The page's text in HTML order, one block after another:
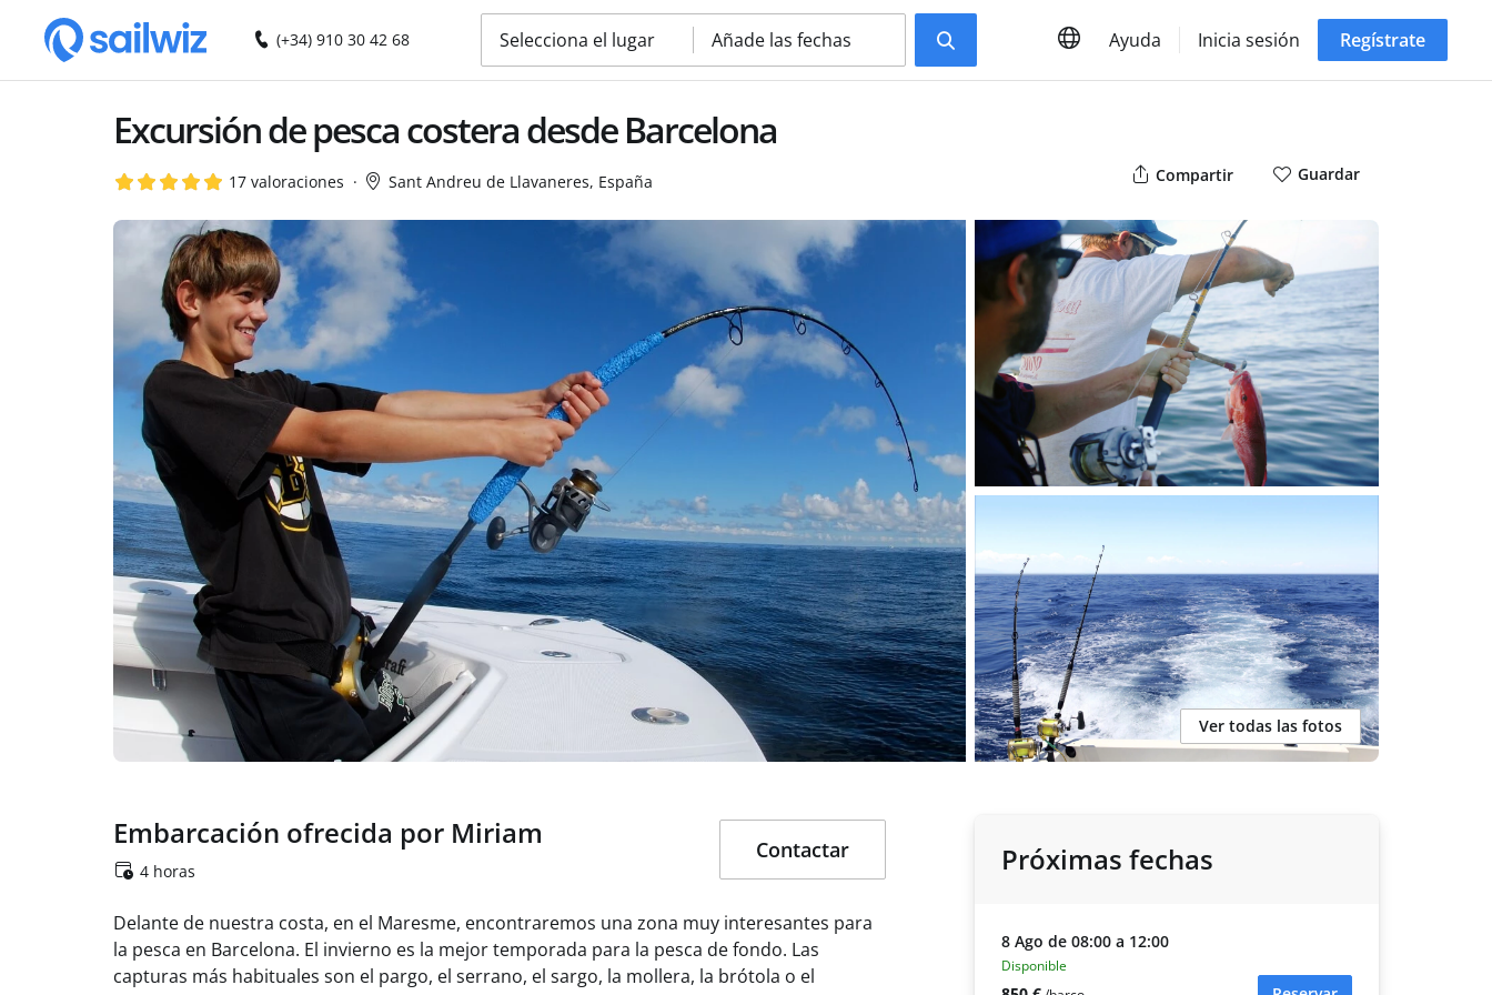
(+34) 910 30 42 68 Selecciona el lugar Añade las fechas Ayuda Inicia sesión Regístrate
Ver todas las fotos
Excursión de pesca costera desde Barcelona
17 valoraciones Sant Andreu de Llavaneres, España Compartir Guardar
Embarcación ofrecida por Miriam
4 horas
Contactar
Delante de nuestra costa, en el Maresme, encontraremos una zona muy interesantes para
la pesca en Barcelona. El invierno es la mejor temporada para la pesca de fondo. Las
capturas más habituales son el pargo, el serrano, el sargo, la mollera, la brótola o el
Próximas fechas
8 Ago de 08:00 a 12:00
Disponible